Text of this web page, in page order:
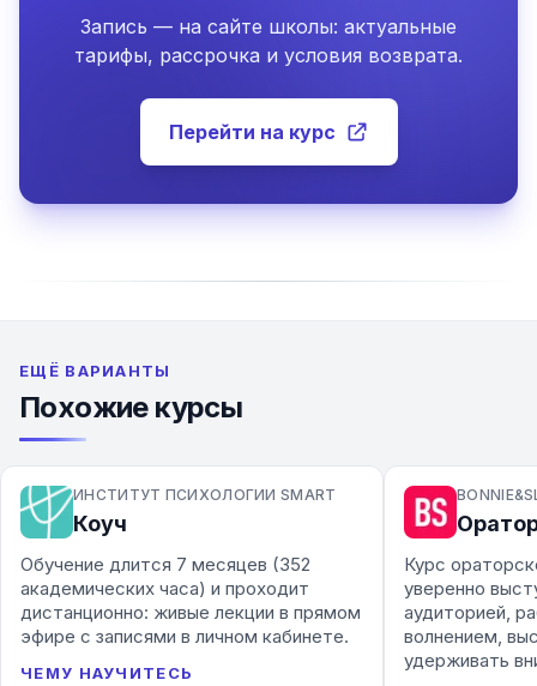
Запись — на сайте школы: актуальные
тарифы, рассрочка и условия возврата.
Перейти на курс
ЕЩЁ ВАРИАНТЫ
Похожие курсы
ИНСТИТУТ ПСИХОЛОГИИ SMART
Коуч
Обучение длится 7 месяцев (352
академических часа) и проходит
дистанционно: живые лекции в прямом
эфире с записями в личном кабинете.
ЧЕМУ НАУЧИТЕСЬ
Курс
уверенно
аудиторией,
волнением,
удерживать